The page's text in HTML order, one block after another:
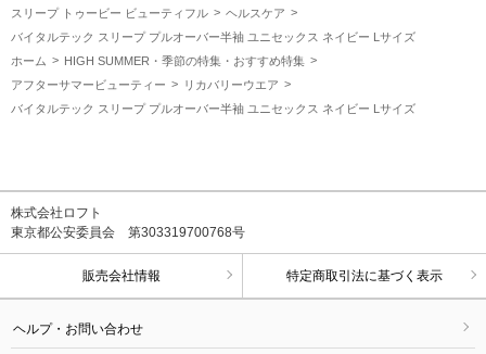
スリープ トゥービー ビューティフル
ヘルスケア
バイタルテック スリープ プルオーバー半袖 ユニセックス ネイビー Lサイズ
ホーム
HIGH SUMMER・季節の特集・おすすめ特集
アフターサマービューティー
リカバリーウエア
バイタルテック スリープ プルオーバー半袖 ユニセックス ネイビー Lサイズ
株式会社ロフト
東京都公安委員会 第303319700768号
販売会社情報 特定商取引法に基づく表示
ヘルプ・お問い合わせ